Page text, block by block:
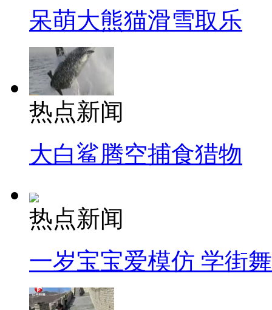
呆萌大熊猫滑雪取乐
热点新闻
大白鲨腾空捕食猎物
热点新闻
一岁宝宝爱模仿 学街